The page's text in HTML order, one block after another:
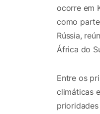
ocorre em
como
Rússia,
África do
Entre os
climáticas